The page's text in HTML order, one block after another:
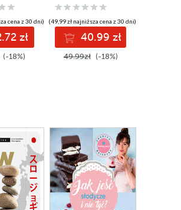
cena z 30 dni)
zł
(-18%)
(49,99 zł najniższa cena z 30 dni)
40.99 zł
49.99zł (-18%)